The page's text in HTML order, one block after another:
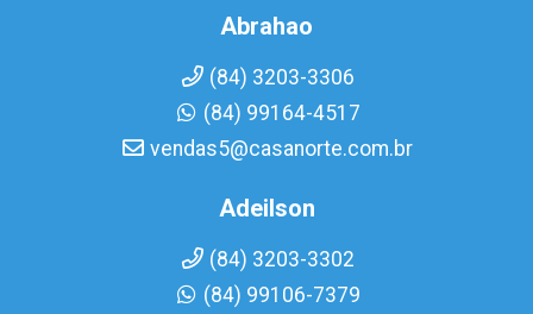
Abrahao
(84) 3203-3306
(84) 99164-4517
vendas5@casanorte.com.br
Adeilson
(84) 3203-3302
(84) 99106-7379